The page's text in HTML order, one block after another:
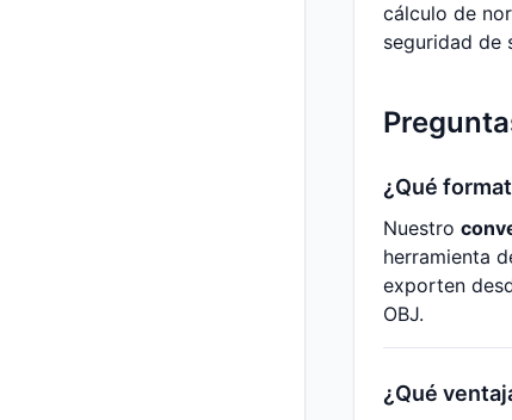
cálculo de
seguridad de
¿Qué
Nuestro
herramienta
exporten
OBJ.
¿Qué